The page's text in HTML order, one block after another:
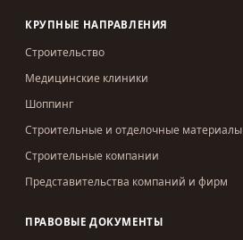
КРУПНЫЕ НАПРАВЛЕНИЯ
Строительство
Медицинские клиники
Шоппинг
Строительные и отделочные материалы
Строительные компании
Представительства компаний и фирм
ПРАВОВЫЕ ДОКУМЕНТЫ